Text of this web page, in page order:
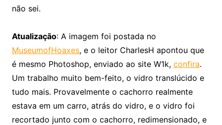
não sei.
Atualização: A imagem foi postada no
MuseumofHoaxes, e o leitor CharlesH apontou que
é mesmo Photoshop, enviado ao site W1k, confira.
Um trabalho muito bem-feito, o vidro translúcido e
tudo mais. Provavelmente o cachorro realmente
estava em um carro, atrás do vidro, e o vidro foi
recortado junto com o cachorro, redimensionado, e